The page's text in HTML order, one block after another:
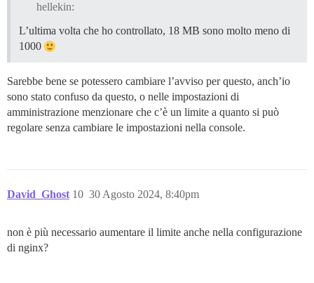
hellekin:
L’ultima volta che ho controllato, 18 MB sono molto meno di
1000
Sarebbe bene se potessero cambiare l’avviso per questo, anch’io
sono stato confuso da questo, o nelle impostazioni di
amministrazione menzionare che c’è un limite a quanto si può
regolare senza cambiare le impostazioni nella console.
David_Ghost 30 Agosto 2024, 8:40pm
10
non è più necessario aumentare il limite anche nella configurazione
di nginx?